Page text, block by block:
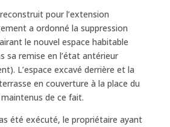
pour l’extension
a ordonné la suppression
le nouvel espace habitable
sa remise en l’état antérieur
L’espace excavé derrière et la
en couverture à la place du
de ce fait.
été exécuté, le propriétaire ayant